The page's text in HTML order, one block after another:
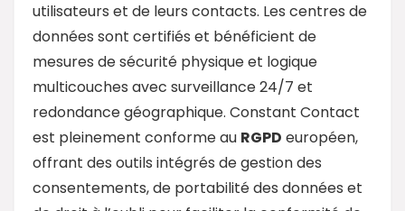
utilisateurs et de leurs contacts. Les centres de
données sont certifiés et bénéficient de
mesures de sécurité physique et logique
multicouches avec surveillance 24/7 et
redondance géographique. Constant Contact
est pleinement conforme au RGPD européen,
offrant des outils intégrés de gestion des
consentements, de portabilité des données et